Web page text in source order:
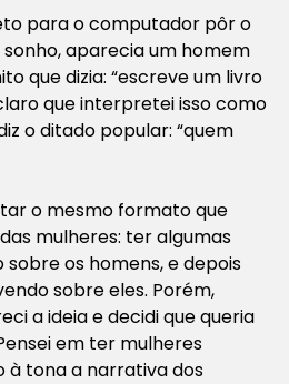
para o computador pôr o
aparecia um homem
que dizia: “escreve um livro
que interpretei isso como
o ditado popular: “quem
o mesmo formato que
mulheres: ter algumas
os homens, e depois
sobre eles. Porém,
a ideia e decidi que queria
em ter mulheres
à tona a narrativa dos